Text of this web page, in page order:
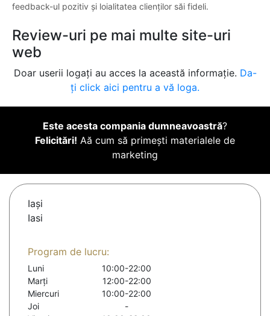
feedback-ul pozitiv și loialitatea clienților săi fideli.
Review-uri pe mai multe site-uri
web
Doar userii logați au acces la această informație. Da-
ți click aici pentru a vă loga.
Este acesta compania dumneavoastră?
Felicitări! Aă cum să primești materialele de
marketing
Iaşi
Iasi
Program de lucru:
Luni
10:00-22:00
Marți
12:00-22:00
Miercuri
10:00-22:00
Joi
-